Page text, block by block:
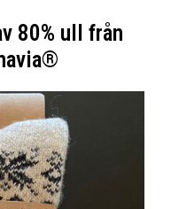
80% ull från